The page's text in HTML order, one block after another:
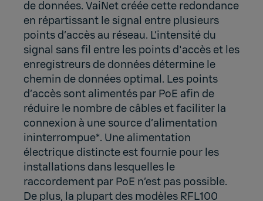
de données. VaiNet créée cette redondance
en répartissant le signal entre plusieurs
points d’accès au réseau. L’intensité du
signal sans fil entre les points d'accès et les
enregistreurs de données détermine le
chemin de données optimal. Les points
d’accès sont alimentés par PoE afin de
réduire le nombre de câbles et faciliter la
connexion à une source d’alimentation
ininterrompue*. Une alimentation
électrique distincte est fournie pour les
installations dans lesquelles le
raccordement par PoE n’est pas possible.
De plus, la plupart des modèles RFL100